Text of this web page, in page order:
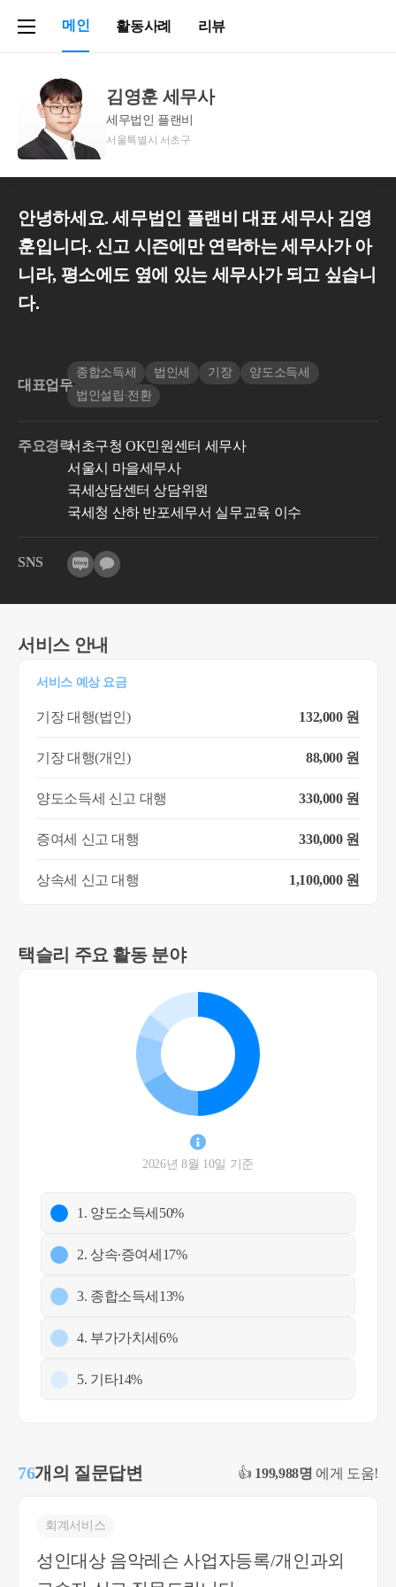
메인 활동사례 리뷰
김영훈 세무사
세무법인 플랜비
서울특별시 서초구
안녕하세요. 세무법인 플랜비 대표 세무사 김영
훈입니다. 신고 시즌에만 연락하는 세무사가 아
니라, 평소에도 옆에 있는 세무사가 되고 싶습니
다.
대표업무
종합소득세 법인세 기장
양도소득세
법인설립∙전환
주요경력서초구청 OK민원센터 세무사
서울시 마을세무사
국세상담센터 상담위원
국세청 산하 반포세무서 실무교육 이수
SNS
서비스 안내
서비스 예상 요금
기장 대행(법인) 132,000 원
기장 대행(개인) 88,000 원
양도소득세 신고 대행 330,000 원
증여세 신고 대행 330,000 원
상속세 신고 대행 1,100,000 원
택슬리 주요 활동 분야
2026년 8월 10일 기준
1. 양도소득세 50%
2. 상속∙증여세 17%
3. 종합소득세 13%
4. 부가가치세6%
5. 기타14%
76개의 질문답변 👍 199,988명 에게 도움!
회계서비스
성인대상 음악레슨 사업자등록/개인과외